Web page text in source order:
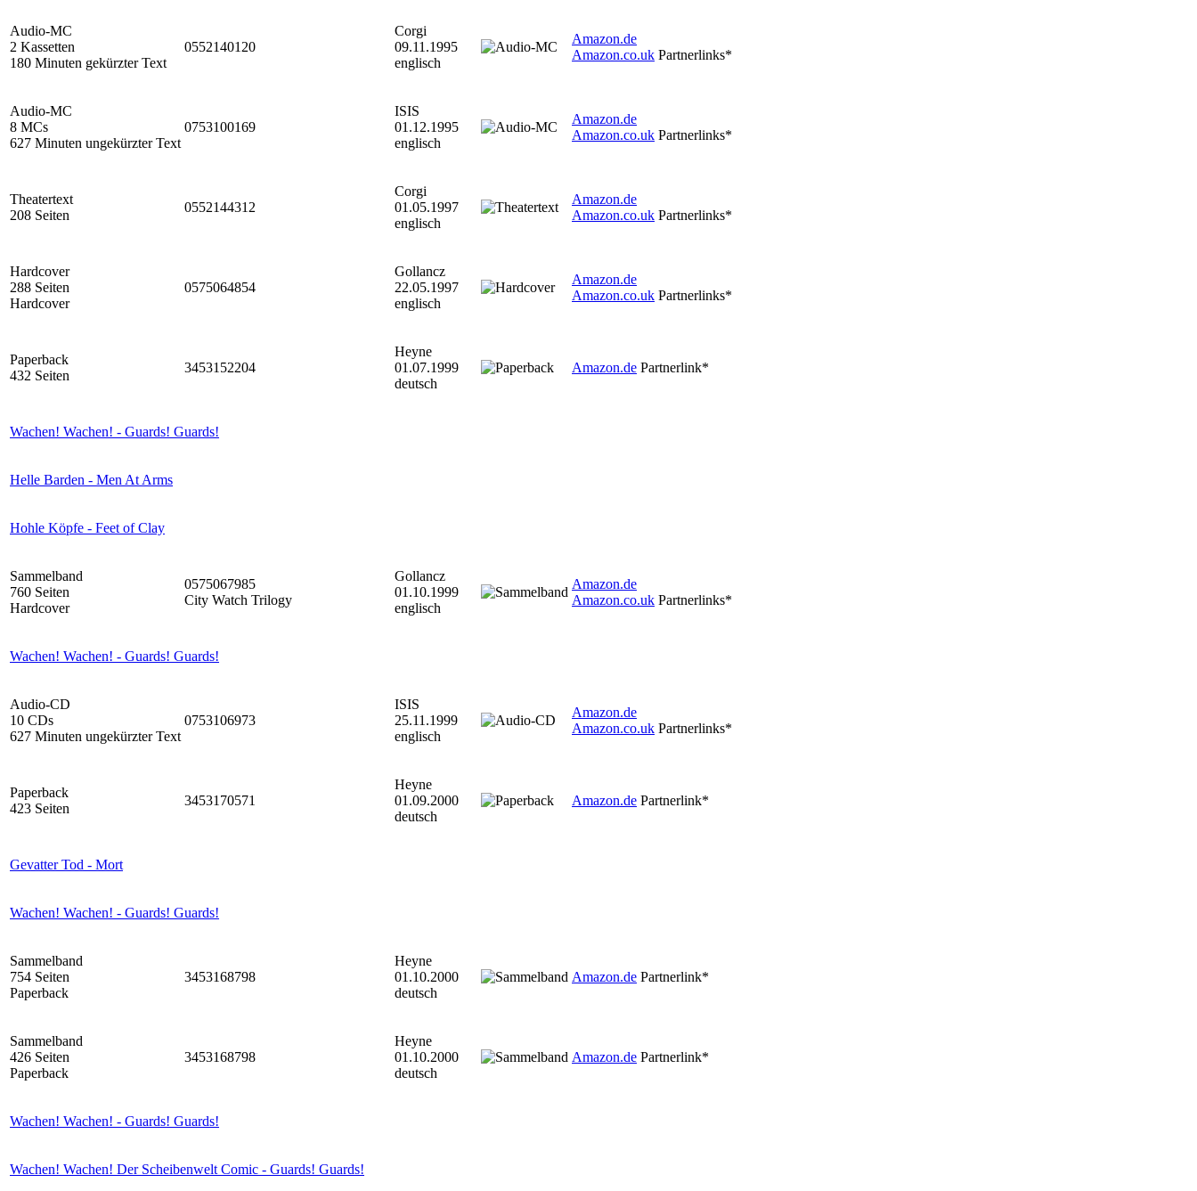
Audio-MC
2 Kassetten
180 Minuten gekürzter Text
0552140120
Corgi
09.11.1995
englisch
Amazon.de
Amazon.co.uk Partnerlinks*
Audio-MC
8 MCs
627 Minuten ungekürzter Text
0753100169
ISIS
01.12.1995
englisch
Amazon.de
Amazon.co.uk Partnerlinks*
Theatertext
208 Seiten
0552144312
Corgi
01.05.1997
englisch
Amazon.de
Amazon.co.uk Partnerlinks*
Hardcover
288 Seiten
Hardcover
0575064854
Gollancz
22.05.1997
englisch
Amazon.de
Amazon.co.uk Partnerlinks*
Paperback
432 Seiten
3453152204
Heyne
01.07.1999
deutsch
Amazon.de Partnerlink*
Wachen! Wachen! - Guards! Guards!
Helle Barden - Men At Arms
Hohle Köpfe - Feet of Clay
Sammelband
760 Seiten
Hardcover
0575067985
City Watch Trilogy
Gollancz
01.10.1999
englisch
Amazon.de
Amazon.co.uk Partnerlinks*
Wachen! Wachen! - Guards! Guards!
Audio-CD
10 CDs
627 Minuten ungekürzter Text
0753106973
ISIS
25.11.1999
englisch
Amazon.de
Amazon.co.uk Partnerlinks*
Paperback
423 Seiten
3453170571
Heyne
01.09.2000
deutsch
Amazon.de Partnerlink*
Gevatter Tod - Mort
Wachen! Wachen! - Guards! Guards!
Sammelband
754 Seiten
Paperback
3453168798
Heyne
01.10.2000
deutsch
Amazon.de Partnerlink*
Sammelband
426 Seiten
Paperback
3453168798
Heyne
01.10.2000
deutsch
Amazon.de Partnerlink*
Wachen! Wachen! - Guards! Guards!
Wachen! Wachen! Der Scheibenwelt Comic - Guards! Guards!